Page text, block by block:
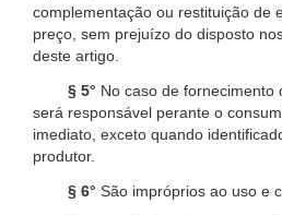
complementação ou restituição de
preço, sem prejuízo do disposto
deste artigo.
§ 5° No caso de fornecimento
será responsável perante o
imediato, exceto quando
produtor.
§ 6° São impróprios ao uso e